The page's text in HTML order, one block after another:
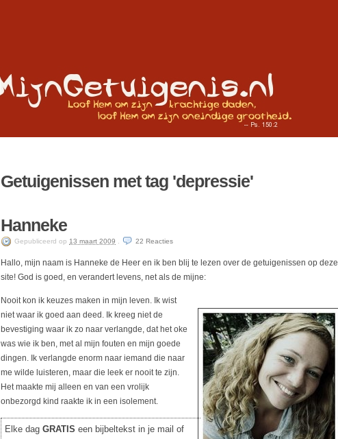
Getuigenissen met tag 'depressie'
Hanneke
Gepubliceerd op 13 maart 2009 22 Reacties
Hallo, mijn naam is Hanneke de Heer en ik ben blij te lezen over de getuigenissen op deze
site! God is goed, en verandert levens, net als de mijne:
Nooit kon ik keuzes maken in mijn leven. Ik wist
niet waar ik goed aan deed. Ik kreeg niet de
bevestiging waar ik zo naar verlangde, dat het oke
was wie ik ben, met al mijn fouten en mijn goede
dingen. Ik verlangde enorm naar iemand die naar
me wilde luisteren, maar die leek er nooit te zijn.
Het maakte mij alleen en van een vrolijk
onbezorgd kind raakte ik in een isolement.
Elke dag GRATIS een bijbeltekst in je mail of